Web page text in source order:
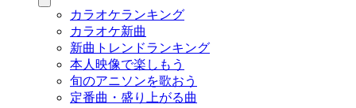
カラオケランキング
カラオケ新曲
新曲トレンドランキング
本人映像で楽しもう
旬のアニソンを歌おう
定番曲・盛り上がる曲